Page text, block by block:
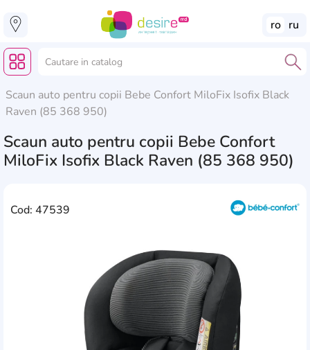
ro ru
Scaun auto pentru copii Bebe Confort MiloFix Isofix Black
Raven (85 368 950)
Scaun auto pentru copii Bebe Confort
MiloFix Isofix Black Raven (85 368 950)
Cod: 47539